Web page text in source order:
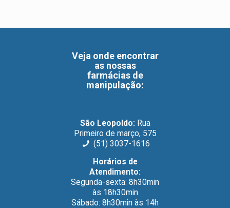
Veja onde encontrar
as nossas
farmácias de
manipulação:
São Leopoldo: Rua
Primeiro de março, 575
(51) 3037-1616
Horários de
Atendimento:
Segunda-sexta: 8h30min
às 18h30min
Sábado: 8h30min às 14h